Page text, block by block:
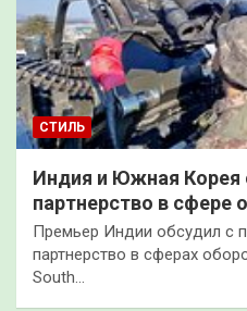
СТИЛЬ
Индия и Южная Корея
партнерство в сфере
Премьер Индии обсудил с
партнерство в сферах
South…